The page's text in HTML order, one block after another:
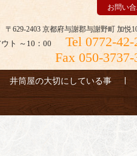
〒629-2403 京都府与謝郡与謝野町 加悦
ト ～10：00
Tel 0772-42-
Fax 050-3737-
お問い
井筒屋の大切にしている事